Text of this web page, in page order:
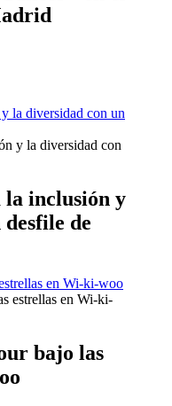
la diversidad con un
inclusión y
de
en Wi-ki-woo
bajo las